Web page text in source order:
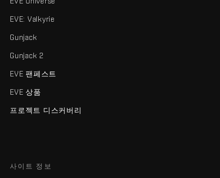
EVE: Valkyrie
Gunjack
Gunjack 2
EVE 팬페스트
EVE 상품
프로젝트 디스커버리
사이트 정보